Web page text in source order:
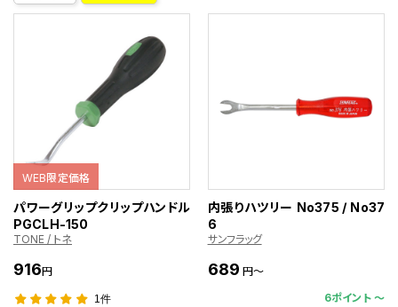
WEB限定価格
パワーグリップクリップハンドル
PGCLH-150
TONE / トネ
916円
1件
内張りハツリー No375 / No37
6
サンフラッグ
689 円～
6ポイント 〜